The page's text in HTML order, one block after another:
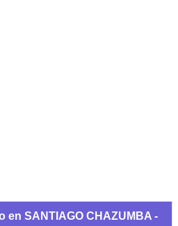
en SANTIAGO CHAZUMBA -